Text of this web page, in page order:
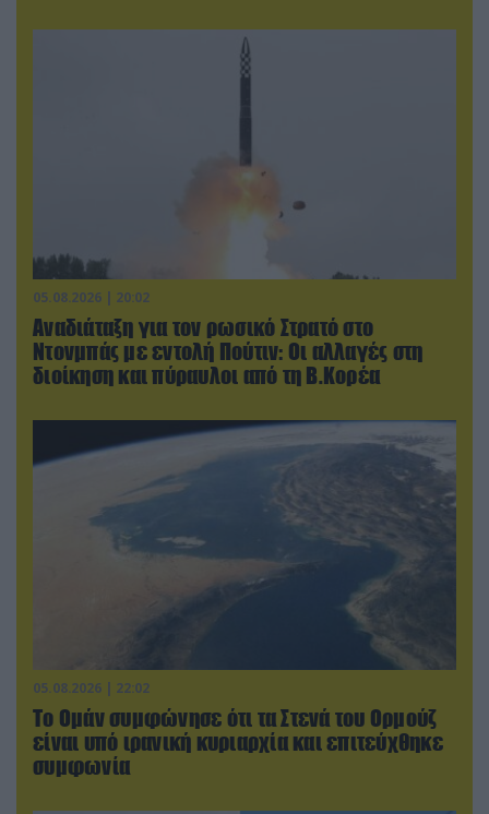
05.08.2026 | 20:02
Αναδιάταξη για τον ρωσικό Στρατό στο
Ντονμπάς με εντολή Πούτιν: Οι αλλαγές στη
διοίκηση και πύραυλοι από τη Β.Κορέα
05.08.2026 | 22:02
Το Ομάν συμφώνησε ότι τα Στενά του Ορμούζ
είναι υπό ιρανική κυριαρχία και επιτεύχθηκε
συμφωνία